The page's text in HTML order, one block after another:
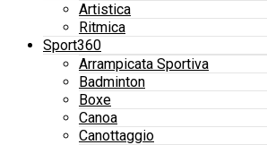
Artistica
Ritmica
Sport360
Arrampicata Sportiva
Badminton
Boxe
Canoa
Canottaggio